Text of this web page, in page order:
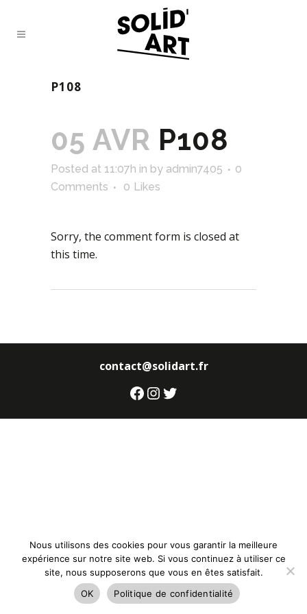
P108
05 AVR P108
Posted at 11:07h in by admin7405
0
Comments
0 Likes
Sorry, the comment form is closed at
this time.
contact@solidart.fr
Facebook
Instagram
Twitter
Nous utilisons des cookies pour vous garantir la meilleure
expérience sur notre site web. Si vous continuez à utiliser ce
site, nous supposerons que vous en êtes satisfait.
OK
Politique de confidentialité